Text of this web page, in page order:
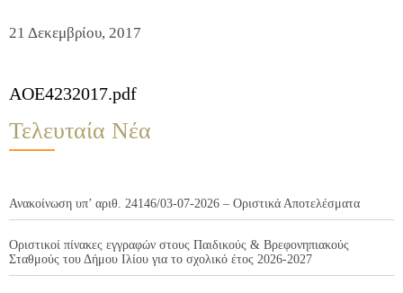
21 Δεκεμβρίου, 2017
AOE4232017.pdf
Τελευταία Νέα
Ανακοίνωση υπ’ αριθ. 24146/03-07-2026 – Οριστικά Αποτελέσματα
Οριστικοί πίνακες εγγραφών στους Παιδικούς & Βρεφονηπιακούς
Σταθμούς του Δήμου Ιλίου για το σχολικό έτος 2026-2027